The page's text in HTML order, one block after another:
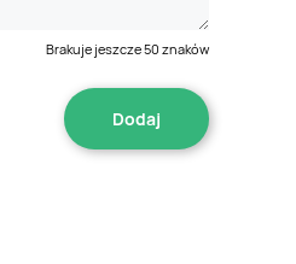
Brakuje jeszcze50 znaków